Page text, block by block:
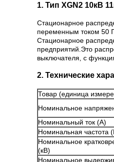
1. Тип XGN2 10кВ
Стационарное
переменным током 50
Стационарное
предприятий.Это
выключателя, с
2. Технические
Товар (единица
Номинальное
Номинальный ток (А)
Номинальная частота
Номинальное
(кВ)
Номинальное